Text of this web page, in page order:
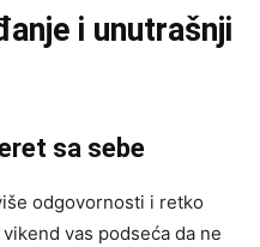
i unutrašnji
sa sebe
odgovornosti i retko
vas podseća da ne